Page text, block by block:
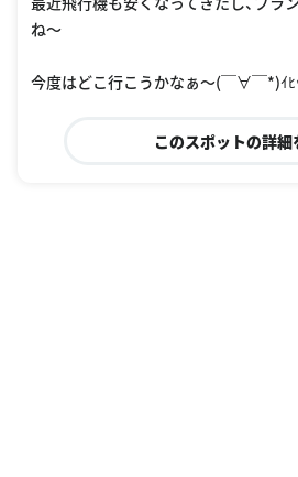
ね〜
今度はどこ行こうかなぁ〜(￣∀￣*)ｲﾋ
このスポットの詳細